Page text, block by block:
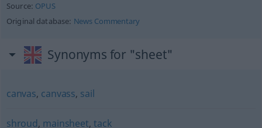
Source: OPUS
Original database: News Commentary
Synonyms for "sheet"
canvas, canvass, sail
shroud, mainsheet,tack